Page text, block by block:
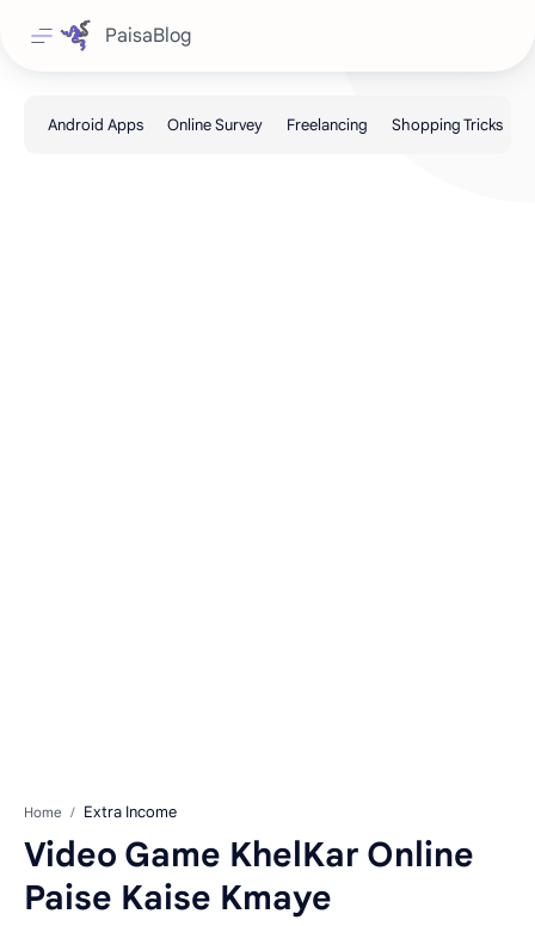
PaisaBlog
Home Extra Income
Video Game KhelKar Online
Paise Kaise Kmaye